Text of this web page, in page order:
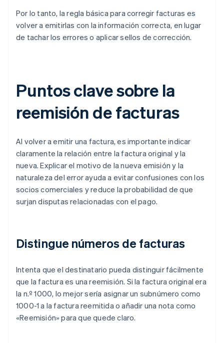
Por lo tanto, la regla básica para corregir facturas es
volver a emitirlas con la información correcta, en lugar
de tachar los errores o aplicar sellos de corrección.
Puntos clave sobre la
reemisión de facturas
Al volver a emitir una factura, es importante indicar
claramente la relación entre la factura original y la
nueva. Explicar el motivo de la nueva emisión y la
naturaleza del error ayuda a evitar confusiones con los
socios comerciales y reduce la probabilidad de que
surjan disputas relacionadas con el pago.
Distingue números de facturas
Intenta que el destinatario pueda distinguir fácilmente
que la factura es una reemisión. Si la factura original era
la n.º 1000, lo mejor sería asignar un subnúmero como
1000-1 a la factura reemitida o añadir una nota como
«Reemisión» para que quede claro.